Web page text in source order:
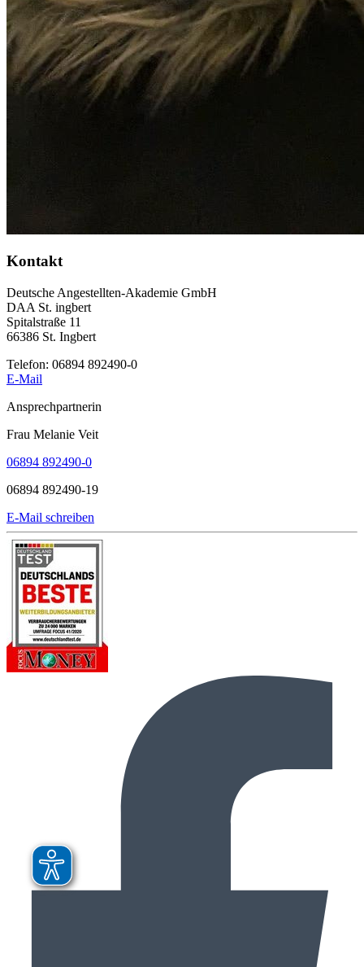
Kontakt
Deutsche Angestellten-Akademie GmbH
DAA St. ingbert
Spitalstraße 11
66386 St. Ingbert
Telefon: 06894 892490-0
E-Mail
Ansprechpartnerin
Frau Melanie Veit
06894 892490-0
06894 892490-19
E-Mail schreiben